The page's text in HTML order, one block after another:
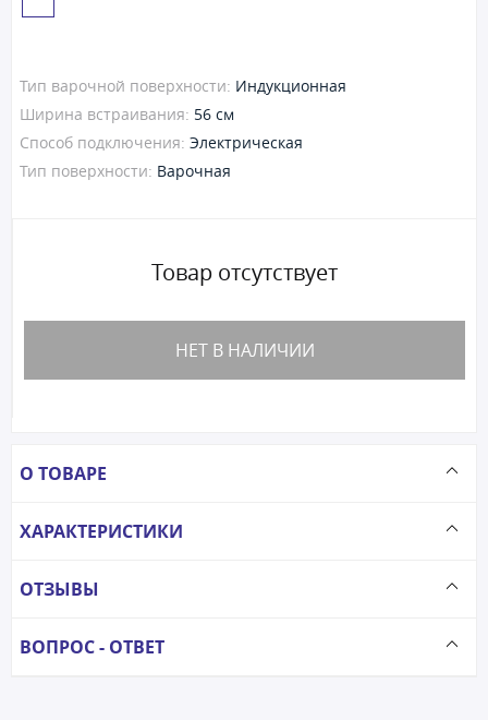
Тип варочной поверхности: Индукционная
Ширина встраивания: 56 см
Способ подключения: Электрическая
Тип поверхности: Варочная
Товар отсутствует
НЕТ В НАЛИЧИИ
О ТОВАРЕ
ХАРАКТЕРИСТИКИ
ОТЗЫВЫ
ВОПРОС - ОТВЕТ